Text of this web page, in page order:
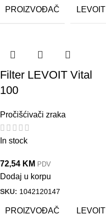
PROIZVOĐAČ LEVOIT
Filter LEVOIT Vital
100
Pročišćivači zraka
In stock
72,54 KM PDV
Dodaj u korpu
SKU: 1042120147
PROIZVOĐAČ LEVOIT